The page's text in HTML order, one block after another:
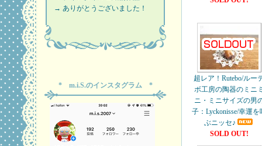
→ ありがとうございました！
* m.i.S.のインスタグラム *
超レア！Rutebo/ルー
ボ工房の陶器のミニ
ニ・ミニサイズの男
子：Lyckonisse/幸運を
ぶニッセ♪
SOLD OUT!